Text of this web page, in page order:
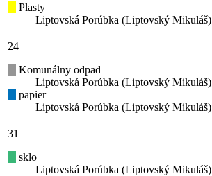
Plasty
Liptovská Porúbka (Liptovský Mikuláš)
24
Komunálny odpad
Liptovská Porúbka (Liptovský Mikuláš)
papier
Liptovská Porúbka (Liptovský Mikuláš)
31
sklo
Liptovská Porúbka (Liptovský Mikuláš)